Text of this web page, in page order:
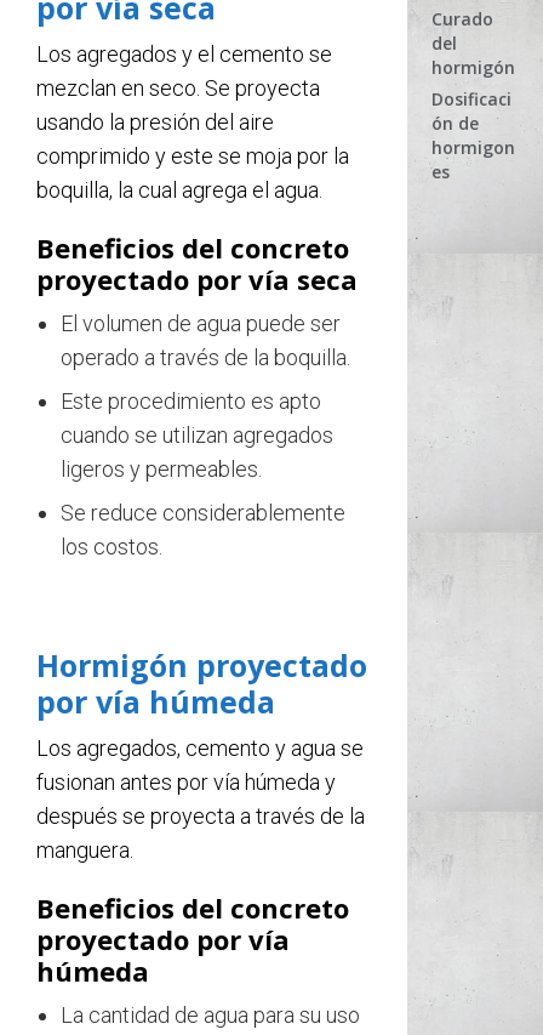
Los agregados y el cemento se
mezclan en seco. Se proyecta
usando la presión del aire
comprimido y este se moja por la
boquilla, la cual agrega el agua.
Beneficios del concreto
proyectado por vía seca
El volumen de agua puede ser
operado a través de la boquilla.
Este procedimiento es apto
cuando se utilizan agregados
ligeros y permeables.
Se reduce considerablemente
los costos.
Hormigón proyectado
por vía húmeda
Los agregados, cemento y agua se
fusionan antes por vía húmeda y
después se proyecta a través de la
manguera.
Beneficios del concreto
proyectado por vía
húmeda
La cantidad de agua para su uso
Curado
del
hormigón
Dosificaci
ón de
hormigon
es